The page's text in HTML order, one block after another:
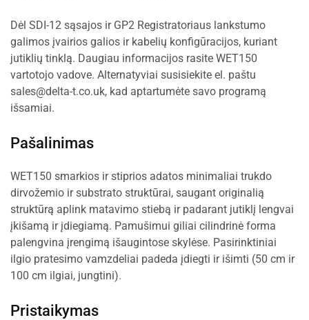
Dėl SDI-12 sąsajos ir GP2 Registratoriaus lankstumo
galimos įvairios galios ir kabelių konfigūracijos, kuriant
jutiklių tinklą. Daugiau informacijos rasite WET150
vartotojo vadove. Alternatyviai susisiekite el. paštu
sales@delta-t.co.uk, kad aptartumėte savo programą
išsamiai.
Pašalinimas
WET150 smarkios ir stiprios adatos minimaliai trukdo
dirvožemio ir substrato struktūrai, saugant originalią
struktūrą aplink matavimo stiebą ir padarant jutiklį lengvai
įkišamą ir įdiegiamą. Pamušimui giliai cilindrinė forma
palengvina įrengimą išaugintose skylėse. Pasirinktiniai
ilgio pratesimo vamzdeliai padeda įdiegti ir išimti (50 cm ir
100 cm ilgiai, jungtini).
Pristaikymas